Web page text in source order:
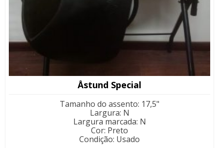
Åstund Special
Tamanho do assento: 17,5"
Largura: N
Largura marcada: N
Cor: Preto
Condição: Usado